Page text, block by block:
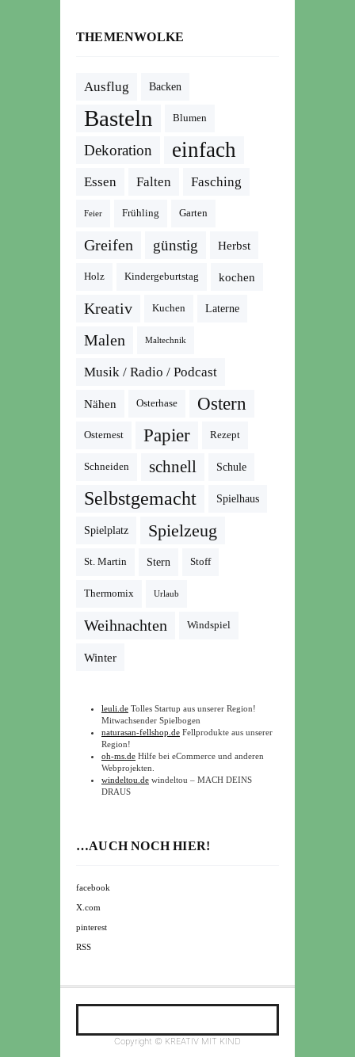
THEMENWOLKE
Ausflug Backen
Basteln Blumen
Dekoration einfach
Essen Falten Fasching
Feier Frühling Garten
Greifen günstig Herbst
Holz Kindergeburtstag kochen
Kreativ Kuchen Laterne
Malen Maltechnik
Musik / Radio / Podcast
Nähen Osterhase Ostern
Osternest Papier Rezept
Schneiden schnell Schule
Selbstgemacht Spielhaus
Spielplatz Spielzeug
St. Martin Stern Stoff
Thermomix Urlaub
Weihnachten Windspiel
Winter
leuli.de Tolles Startup aus unserer Region!
Mitwachsender Spielbogen
naturasan-fellshop.de Fellprodukte aus unserer
Region!
oh-ms.de Hilfe bei eCommerce und anderen
Webprojekten.
windeltou.de windeltou – MACH DEINS
DRAUS
…AUCH NOCH HIER!
facebook
X.com
pinterest
RSS
Copyright © KREATIV MIT KIND